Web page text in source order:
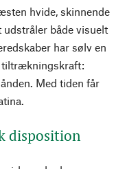
hvide, skinnende
udstråler både visuelt
har sølv en
tiltrækningskraft:
Med tiden får
disposition